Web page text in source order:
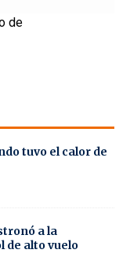
de
tuvo el calor de
a la
de alto vuelo